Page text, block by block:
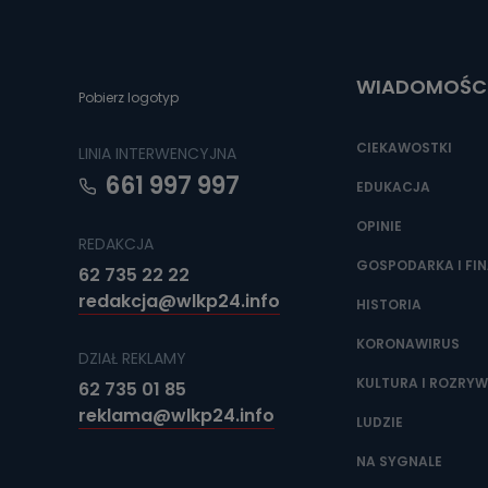
Jakie
źródeł
adres
Jak
Pobierz logotyp
LINIA INTERWENCYJNA
661 997 997
REDAKCJA
62 735 22 22
redakcja@wlkp24.info
DZIAŁ REKLAMY
62 735 01 85
reklama@wlkp24.info
CIEKAWOSTKI
EDUKACJA
OPINIE
GOSPODARKA I
HISTORIA
KORONAWIRUS
KULTURA I
LUDZIE
NA SYGNALE